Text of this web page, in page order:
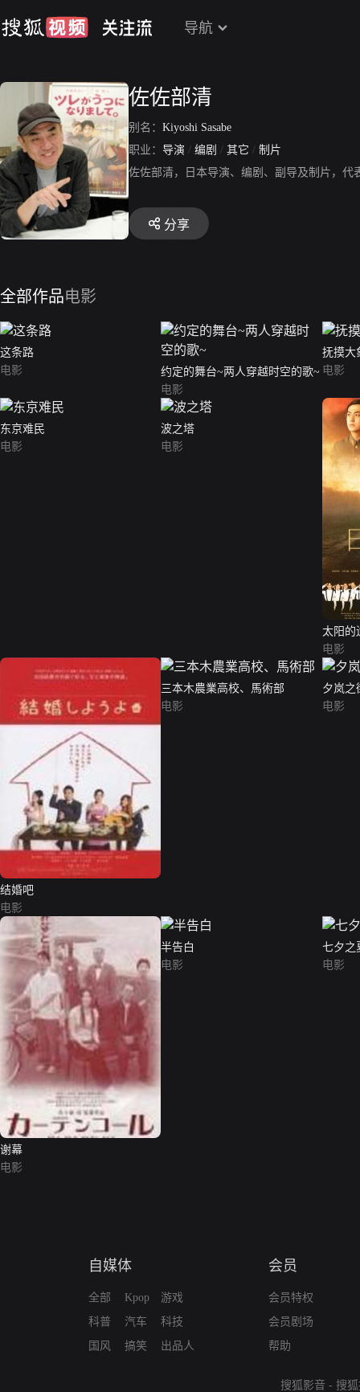
导航
佐佐部清
别名： Kiyoshi Sasabe
职业： 导演 / 编剧 / 其它 / 制片
佐佐部清，日本导演、编剧、副导及制片，代
分享
全部作品电影
这条路
电影
约定的舞台~两人穿越时空的歌~
电影
抚摸大
电影
东京难民
电影
波之塔
电影
太阳的
电影
结婚吧
电影
三本木農業高校、馬術部
电影
夕岚之
电影
谢幕
电影
半告白
电影
七夕之
电影
自媒体
全部
科普
国风
Kpop
汽车
搞笑
游戏
科技
出品人
会员
会员特权
会员剧场
帮助
搜狐影音 - 搜